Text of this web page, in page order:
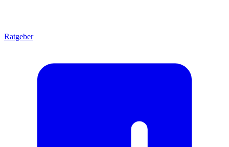
Ratgeber